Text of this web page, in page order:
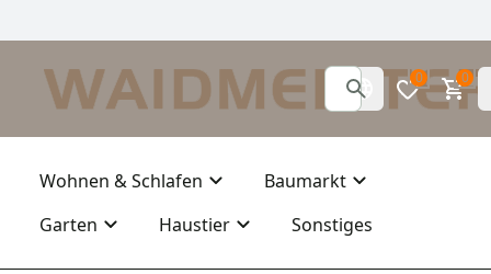
0 0
Wohnen & Schlafen
Baumarkt
Garten
Haustier Sonstiges